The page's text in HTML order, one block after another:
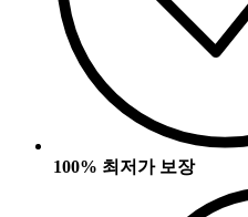
100% 최저가 보장